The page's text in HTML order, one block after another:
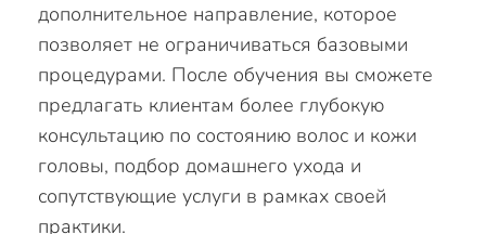
дополнительное направление, которое
позволяет не ограничиваться базовыми
процедурами. После обучения вы сможете
предлагать клиентам более глубокую
консультацию по состоянию волос и кожи
головы, подбор домашнего ухода и
сопутствующие услуги в рамках своей
практики.